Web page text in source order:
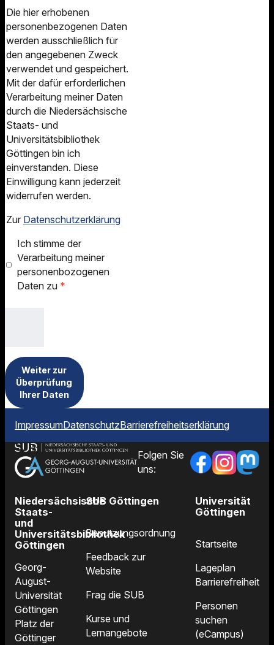
Die hier erhobenen
personenbezogenen Daten
werden ausschließlich für
den angegebenen Zweck
verwendet und gespeichert.
Mit der dafür erforderlichen
Verarbeitung meiner Daten
durch die Niedersächsische
Staats- und
Universitätsbibliothek
Göttingen bin ich
einverstanden. Diese
Einwilligung kann jederzeit
widerrufen werden.
Zur Datenschutzerklärung
Ich stimme der
Verarbeitung meiner
personenbozogenen
Daten zu *
Weiter zur
Überprüfung
Ihrer Daten
ImpressumDatenschutzBarrierefreiheitserklärung
Folgen Sie
uns:
Niedersächsische
Staats-
und
Universitätsbibliothek
Göttingen
Georg-
August-
Universität
Göttingen
Platz der
Göttinger
SUB Göttingen
Benutzungsordnung
Feedback zur
Website
Frag die SUB
Kurse und
Lernangebote
Universität
Göttingen
Startseite
Lageplan
Barrierefreiheit
Personen
suchen
(eCampus)